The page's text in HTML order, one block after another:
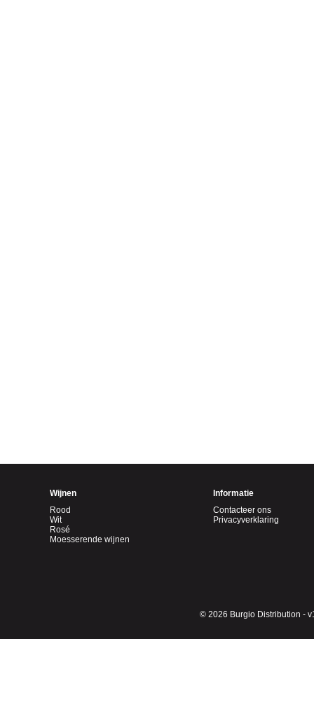
Wijnen
Rood
Wit
Rosé
Moesserende wijnen
Informatie
Contacteer ons
Privacyverklaring
© 2026 Burgio Distribution -